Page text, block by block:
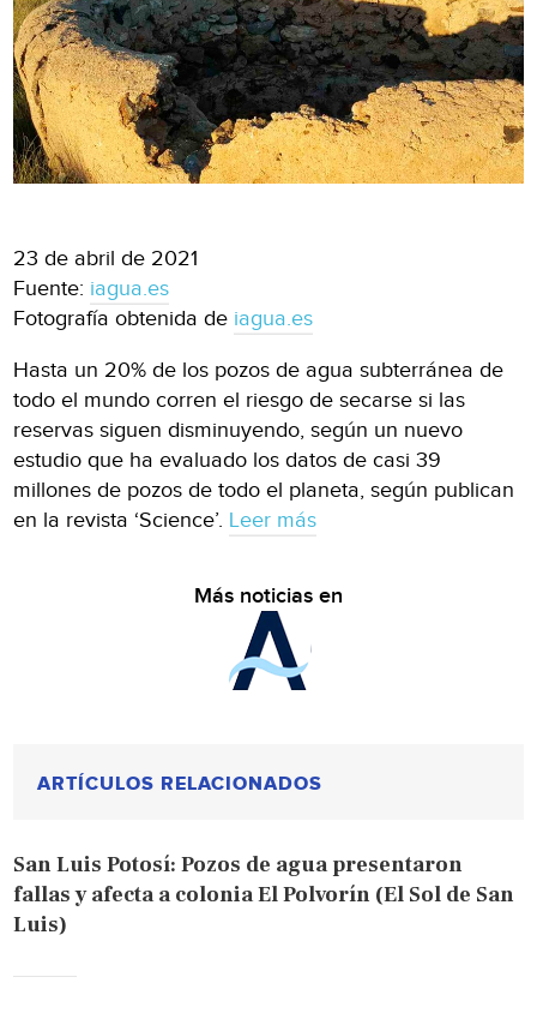
23 de abril de 2021
Fuente: iagua.es
Fotografía obtenida de iagua.es
Hasta un 20% de los pozos de agua subterránea de
todo el mundo corren el riesgo de secarse si las
reservas siguen disminuyendo, según un nuevo
estudio que ha evaluado los datos de casi 39
millones de pozos de todo el planeta, según publican
en la revista ‘Science’. Leer más
Más noticias en
ARTÍCULOS RELACIONADOS
San Luis Potosí: Pozos de agua presentaron
fallas y afecta a colonia El Polvorín (El Sol de San
Luis)